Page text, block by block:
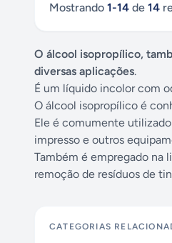
Mostrando 1-14 de 14
O álcool isopropílico,
diversas aplicações.
É um líquido incolor com
O álcool isopropílico é
Ele é comumente
impresso e outros
Também é empregado na
remoção de resíduos de
CATEGORIAS